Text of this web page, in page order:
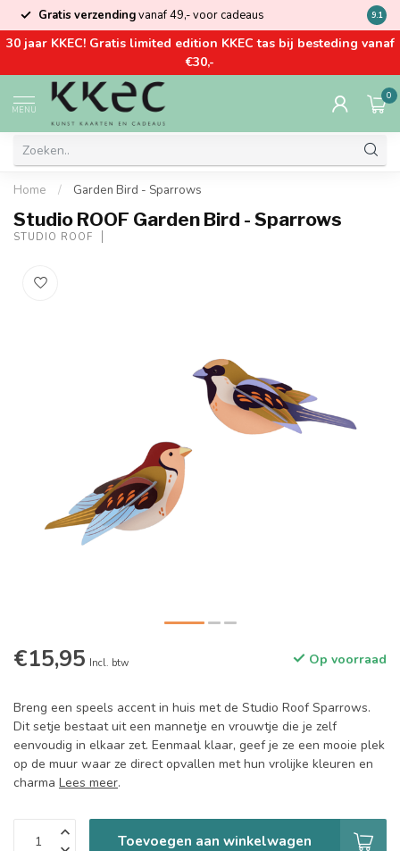
Gratis verzendingvanaf 49,- voor cadeaus Kom
9.1
30 jaar KKEC! Gratis limited edition KKEC tas bij besteding vanaf
€30,-
MENU
0
Home / Garden Bird - Sparrows
Studio ROOF Garden Bird - Sparrows
STUDIO ROOF
€15,95 Incl. btw Op voorraad
Breng een speels accent in huis met de Studio Roof Sparrows.
Dit setje bestaat uit een mannetje en vrouwtje die je zelf
eenvoudig in elkaar zet. Eenmaal klaar, geef je ze een mooie plek
op de muur waar ze direct opvallen met hun vrolijke kleuren en
charma Lees meer.
Toevoegen aan winkelwagen